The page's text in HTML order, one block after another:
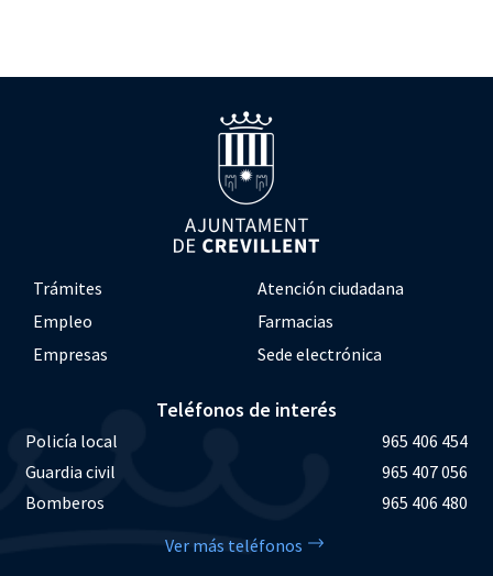
Trámites
Atención ciudadana
Empleo
Farmacias
Empresas
Sede electrónica
Teléfonos de interés
Policía local
965 406 454
Guardia civil
965 407 056
Bomberos
965 406 480
Ver más teléfonos